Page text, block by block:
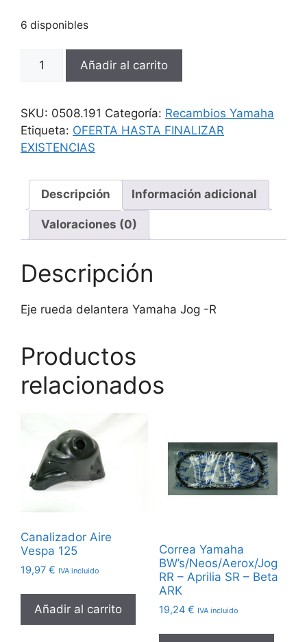
4,47 €.
6 disponibles
rueda
Yamaha
Jog
-
cantidad
Añadir al carrito
SKU: 0508.191 Categoría: Recambios Yamaha
Etiqueta: OFERTA HASTA FINALIZAR
EXISTENCIAS
Descripción Información adicional
Valoraciones (0)
Descripción
Eje rueda delantera Yamaha Jog -R
Productos
relacionados
Canalizador Aire
Vespa 125
19,97 € IVA incluido
Añadir al carrito
Correa Yamaha
BW’s/Neos/Aerox/Jog
RR – Aprilia SR – Beta
ARK
19,24 € IVA incluido